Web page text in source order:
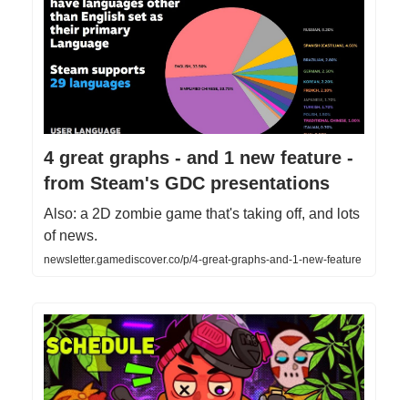
4 great graphs - and 1 new feature -
from Steam's GDC presentations
Also: a 2D zombie game that's taking off, and lots
of news.
newsletter.gamediscover.co/p/4-great-graphs-and-1-new-feature